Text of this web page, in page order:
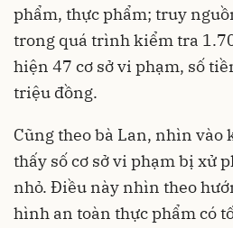
phẩm, thực phẩm; truy
trong quá trình kiểm tra
hiện 47 cơ sở vi phạm, số
triệu đồng.
Cũng theo bà Lan, nhìn vào
thấy số cơ sở vi phạm bị xử
nhỏ. Điều này nhìn theo
hình an toàn thực phẩm có